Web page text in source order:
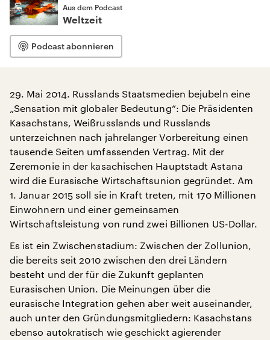
Aus dem Podcast
Weltzeit
Podcast abonnieren
29. Mai 2014. Russlands Staatsmedien bejubeln eine
„Sensation mit globaler Bedeutung“: Die Präsidenten
Kasachstans, Weißrusslands und Russlands
unterzeichnen nach jahrelanger Vorbereitung einen
tausende Seiten umfassenden Vertrag. Mit der
Zeremonie in der kasachischen Hauptstadt Astana
wird die Eurasische Wirtschaftsunion gegründet. Am
1. Januar 2015 soll sie in Kraft treten, mit 170 Millionen
Einwohnern und einer gemeinsamen
Wirtschaftsleistung von rund zwei Billionen US-Dollar.
Es ist ein Zwischenstadium: Zwischen der Zollunion,
die bereits seit 2010 zwischen den drei Ländern
besteht und der für die Zukunft geplanten
Eurasischen Union. Die Meinungen über die
eurasische Integration gehen aber weit auseinander,
auch unter den Gründungsmitgliedern: Kasachstans
ebenso autokratisch wie geschickt agierender